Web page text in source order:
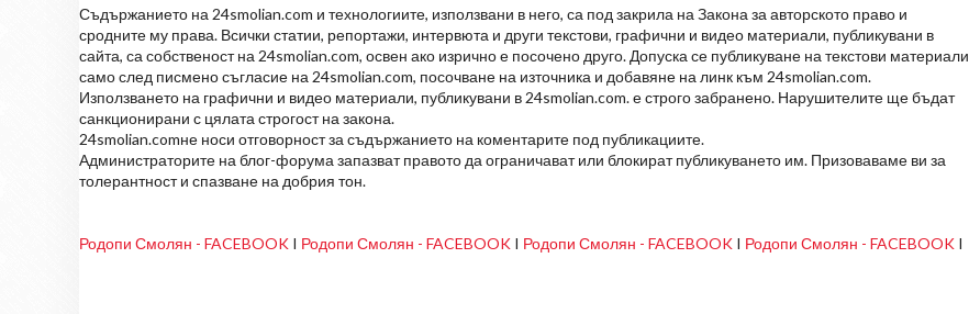
Съдържанието на 24smolian.com и технологиите, използвани в него, са под закрила на Закона за авторското право и
сродните му права. Всички статии, репортажи, интервюта и други текстови, графични и видео материали, публикувани в
сайта, са собственост на 24smolian.com, освен ако изрично е посочено друго. Допуска се публикуване на текстови материали
само след писмено съгласие на 24smolian.com, посочване на източника и добавяне на линк към 24smolian.com.
Използването на графични и видео материали, публикувани в 24smolian.com. е строго забранено. Нарушителите ще бъдат
санкционирани с цялата строгост на закона.
24smolian.comне носи отговорност за съдържанието на коментарите под публикациите.
Администраторите на блог-форума запазват правото да ограничават или блокират публикуването им. Призоваваме ви за
толерантност и спазване на добрия тон.
Родопи Смолян - FACEBOOK I Родопи Смолян - FACEBOOK I Родопи Смолян - FACEBOOK I Родопи Смолян - FACEBOOK I